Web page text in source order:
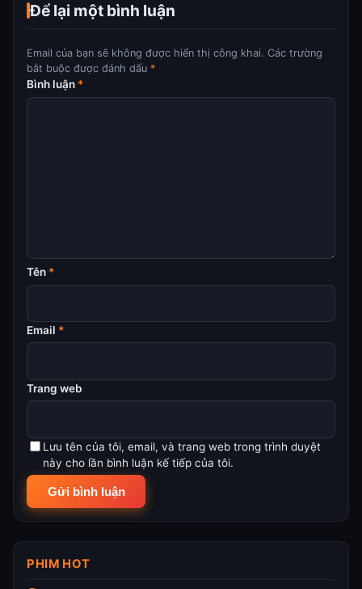
Để lại một bình luận
Email của bạn sẽ không được hiển thị công khai. Các trường
bắt buộc được đánh dấu *
Bình luận *
Tên *
Email *
Trang web
Lưu tên của tôi, email, và trang web trong trình duyệt
này cho lần bình luận kế tiếp của tôi.
PHIM HOT